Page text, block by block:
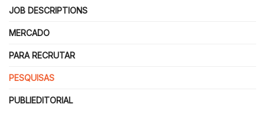
JOB DESCRIPTIONS
MERCADO
PARA RECRUTAR
PESQUISAS
PUBLIEDITORIAL